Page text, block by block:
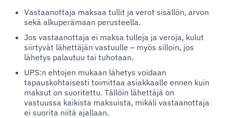
Vastaanottaja maksaa tullit ja verot sisällön, arvon
sekä alkuperämaan perusteella.
Jos vastaanottaja ei maksa tulleja ja veroja, kulut
siirtyvät lähettäjän vastuulle – myös silloin, jos
lähetys palautuu tai tuhotaan.
UPS:n ehtojen mukaan lähetys voidaan
tapauskohtaisesti toimittaa asiakkaalle ennen kuin
maksut on suoritettu. Tällöin lähettäjä on
vastuussa kaikista maksuista, mikäli vastaanottaja
ei suorita niitä ajallaan.